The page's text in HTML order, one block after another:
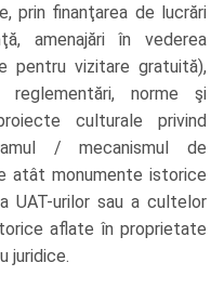
prin finanţarea de lucrări
amenajări în vederea
pentru vizitare gratuită),
norme şi
culturale privind
/ mecanismul de
atât monumente istorice
UAT-urilor sau a cultelor
aflate în proprietate
juridice.